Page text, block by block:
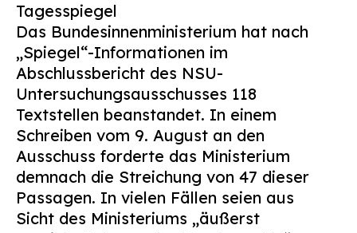
Über Uns
Infos & Broschüren
Archiv
Kontakt
Suchen
nach:
Tagesspiegel
Das Bundesinnenministerium hat nach
„Spiegel“-Informationen im
Abschlussbericht des NSU-
Untersuchungsausschusses 118
Textstellen beanstandet. In einem
Schreiben vom 9. August an den
Ausschuss forderte das Ministerium
demnach die Streichung von 47 dieser
Passagen. In vielen Fällen seien aus
Sicht des Ministeriums „äußerst